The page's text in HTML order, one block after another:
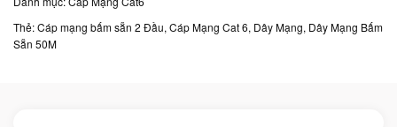
Thẻ:Cáp mạng bấm sẵn 2 Đầu, Cáp Mạng Cat 6, Dây Mạng, Dây Mạng Bấm
Sẵn 50M